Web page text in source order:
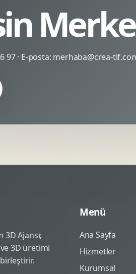
97· E-posta: merhaba@crea-
3D Ajansı;
3D üretimi
Menü
Ana Sayfa
Hizmetler
Kurumsal